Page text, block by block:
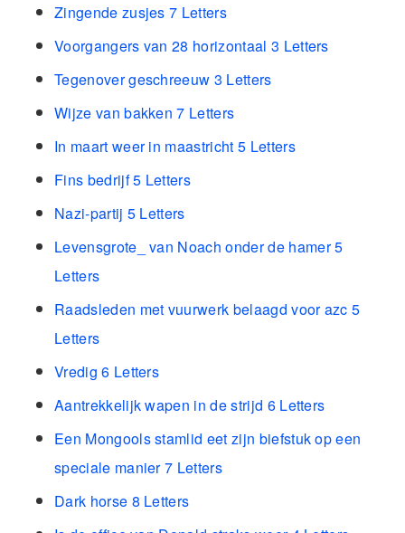
Zingende zusjes 7 Letters
Voorgangers van 28 horizontaal 3 Letters
Tegenover geschreeuw 3 Letters
Wijze van bakken 7 Letters
In maart weer in maastricht 5 Letters
Fins bedrijf 5 Letters
Nazi-partij 5 Letters
Levensgrote_ van Noach onder de hamer 5
Letters
Raadsleden met vuurwerk belaagd voor azc 5
Letters
Vredig 6 Letters
Aantrekkelijk wapen in de strijd 6 Letters
Een Mongools stamlid eet zijn biefstuk op een
speciale manier 7 Letters
Dark horse 8 Letters